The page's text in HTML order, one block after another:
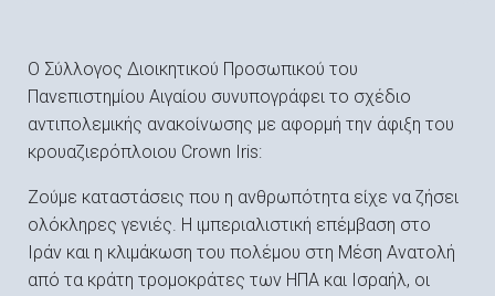
Ο Σύλλογος Διοικητικού Προσωπικού του
Πανεπιστημίου Αιγαίου συνυπογράφει το σχέδιο
αντιπολεμικής ανακοίνωσης με αφορμή την άφιξη του
κρουαζιερόπλοιου Crown Iris:
Ζούμε καταστάσεις που η ανθρωπότητα είχε να ζήσει
ολόκληρες γενιές. Η ιμπεριαλιστική επέμβαση στο
Ιράν και η κλιμάκωση του πολέμου στη Μέση Ανατολή
από τα κράτη τρομοκράτες των ΗΠΑ και Ισραήλ, οι